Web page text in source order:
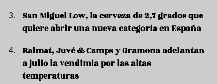
San Miguel Low, la cerveza de 2,7 grados que
quiere abrir una nueva categoría en España
Raimat, Juvé & Camps y Gramona adelantan
a julio la vendimia por las altas
temperaturas